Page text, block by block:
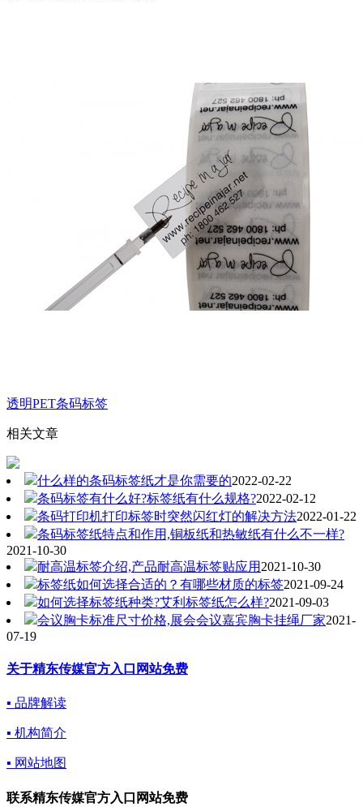
透明PET条码标签
相关文章
什么样的条码标签纸才是你需要的2022-02-22
条码标签有什么好?标签纸有什么规格?2022-02-12
条码打印机打印标签时突然闪红灯的解决方法2022-01-22
条码标签纸特点和作用,铜板纸和热敏纸有什么不一样?
2021-10-30
耐高温标签介绍,产品耐高温标签贴应用 2021-10-30
标签纸如何选择合适的？有哪些材质的标签2021-09-24
如何选择标签纸种类?艾利标签纸怎么样?2021-09-03
会议胸卡标准尺寸价格,展会会议嘉宾胸卡挂绳厂家2021-
07-19
关于精东传媒官方入口网站免费
▪ 品牌解读
▪ 机构简介
▪ 网站地图
联系精东传媒官方入口网站免费